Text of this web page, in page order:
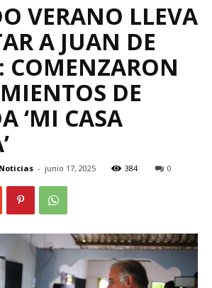
VERANO LLEVA
A JUAN DE
COMENZARON
DE
‘MI CASA
- junio 17, 2025 384 0